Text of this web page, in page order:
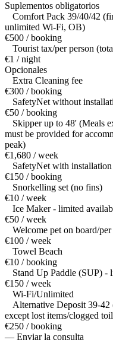
Suplementos obligatorios
Comfort Pack 39/40/42
unlimited Wi-Fi, OB)
€500 / booking
Tourist tax/per person
€1 / night
Opcionales
Extra Cleaning fee
€300 / booking
SafetyNet without
€50 / booking
Skipper up to 48' (Meals
must be provided for
peak)
€1,680 / week
SafetyNet with
€150 / booking
Snorkelling set (no fins)
€10 / week
Ice Maker - limited
€50 / week
Welcome pet on board/per
€100 / week
Towel Beach
€10 / booking
Stand Up Paddle (SUP) -
€150 / week
Wi-Fi/Unlimited
Alternative Deposit 39-42
except lost items/clogged
€250 / booking
— Enviar la consulta